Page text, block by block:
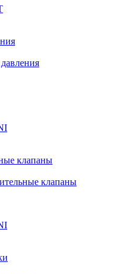
клапаны
клапаны